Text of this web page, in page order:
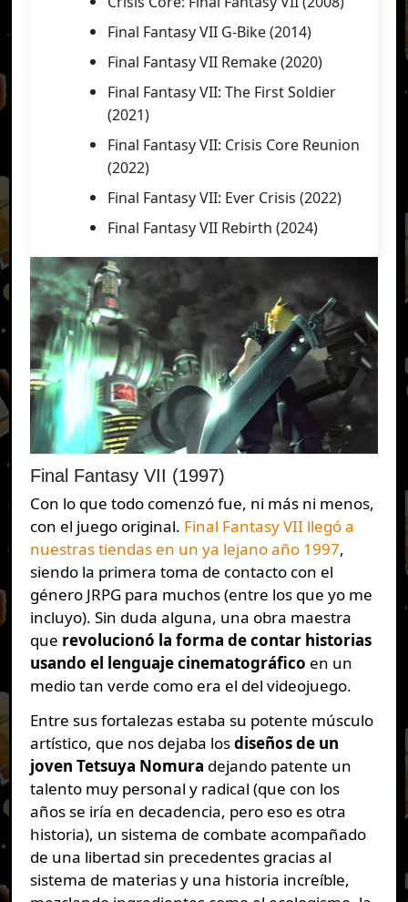
Final Fantasy VII G-Bike (2014)
Final Fantasy VII Remake (2020)
Final Fantasy VII: The First Soldier
(2021)
Final Fantasy VII: Crisis Core Reunion
(2022)
Final Fantasy VII: Ever Crisis (2022)
Final Fantasy VII Rebirth (2024)
Final Fantasy VII (1997)
Con lo que todo comenzó fue, ni más ni menos,
con el juego original. Final Fantasy VII llegó a
nuestras tiendas en un ya lejano año 1997,
siendo la primera toma de contacto con el
género JRPG para muchos (entre los que yo me
incluyo). Sin duda alguna, una obra maestra
que revolucionó la forma de contar historias
usando el lenguaje cinematográfico en un
medio tan verde como era el del videojuego.
Entre sus fortalezas estaba su potente músculo
artístico, que nos dejaba losdiseños de un
joven Tetsuya Nomura dejando patente un
talento muy personal y radical (que con los
años se iría en decadencia, pero eso es otra
historia), un sistema de combate acompañado
de una libertad sin precedentes gracias al
sistema de materias y una historia increíble,